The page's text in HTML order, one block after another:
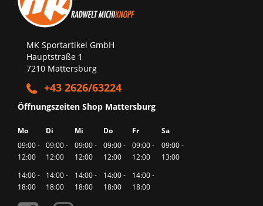
MK Sportartikel GmbH
Hauptstraße 1
7210 Mattersburg
+43 2626/63224
Öffnungszeiten Shop Mattersburg
Mo Di Mi Do Fr
Sa
09:00 -
12:00
09:00 -
12:00
09:00 -
12:00
09:00 -
12:00
09:00 -
12:00
09:00 -
13:00
14:00 -
18:00
14:00 -
18:00
14:00 -
18:00
14:00 -
18:00
14:00 -
18:00